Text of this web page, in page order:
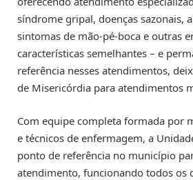
síndrome gripal, doenças sazonais,
sintomas de mão-pé-boca e outras
características semelhantes – e
referência nesses atendimentos,
de Misericórdia para atendimentos
Com equipe completa formada por
e técnicos de enfermagem, a
ponto de referência no município
atendimento, funcionando todos os